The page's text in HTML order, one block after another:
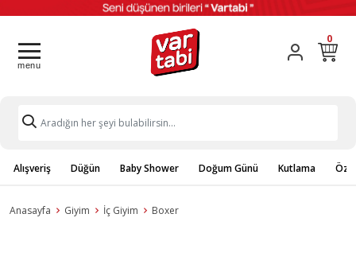
0
Alışveriş Düğün Baby Shower Doğum Günü Kutlama
Anasayfa Giyim İç Giyim Boxer